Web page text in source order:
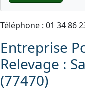
Téléphone : 01 34 86
Entreprise
Relevage :
(77470)